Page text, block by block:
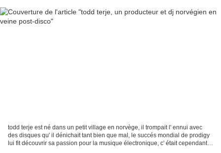
todd terje est né dans un petit village en norvège, il trompait l' ennui avec
des disques qu' il dénichait tant bien que mal, le succés mondial de prodigy
lui fit découvrir sa passion pour la musique électronique, c' était cependant